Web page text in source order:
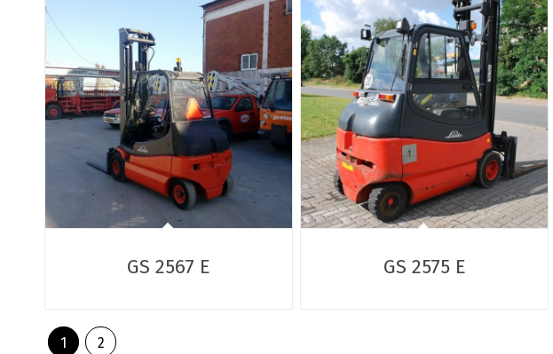
GS 2567 E GS 2575 E
1 2